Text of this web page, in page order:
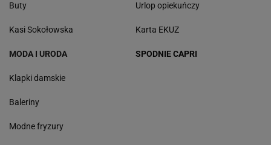
Buty
Kasi Sokołowska
Urlop opiekuńczy
Karta EKUZ
MODA I URODA
Klapki damskie
Baleriny
Modne fryzury
SPODNIE CAPRI